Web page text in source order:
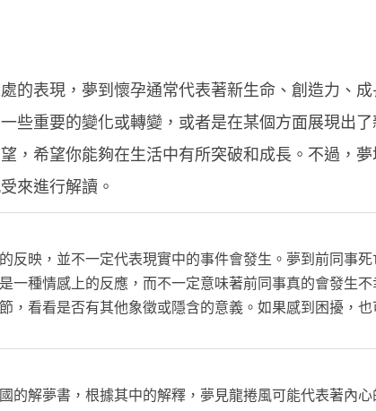
的表現，夢到懷孕通常代表著新生命、創造力、
些重要的變化或轉變，或者是在某個方面展現出
，希望你能夠在生活中有所突破和成長。不過，
來進行解讀。
反映，並不一定代表現實中的事件會發生。夢到前同事
一種情感上的反應，而不一定意味著前同事真的會發生
，看看是否有其他象徵或隱含的意義。如果感到困擾，
的解夢書，根據其中的解釋，夢見龍捲風可能代表著內